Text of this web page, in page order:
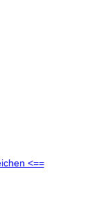
<==